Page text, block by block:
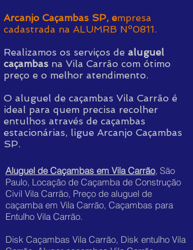
Arcanjo Caçambas SP, empresa
cadastrada na ALUMRB Nº0811.
Realizamos os serviços de aluguel
caçambas na Vila Carrão com ótimo
preço e o melhor atendimento.
O aluguel de caçambas Vila Carrão é
ideal para quem precisa recolher
entulhos através de caçambas
estacionárias, ligue Arcanjo Caçambas
SP.
Aluguel de Caçambas em Vila Carrão, São
Paulo, Locação de Caçamba de Construção
Civil Vila Carrão, Preço de aluguel de
caçamba em Vila Carrão, Caçambas para
Entulho Vila Carrão.
Disk Caçambas Vila Carrão, Disk entulho Vila